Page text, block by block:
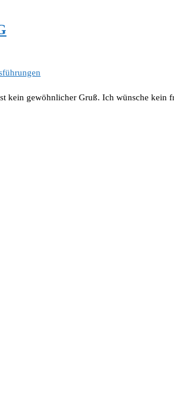
gewöhnlicher Gruß. Ich wünsche kein